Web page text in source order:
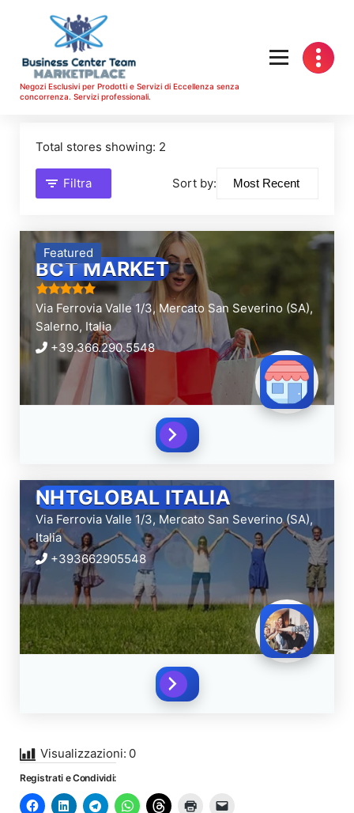
contenuto
Negozi Esclusivi per Prodotti e Servizi di Eccellenza senza
concorrenza. Servizi professionali.
Total stores showing: 2
Filtra Sort by:
Featured
BCT MARKET
Via Ferrovia Valle 1/3,Mercato San Severino (SA),
Salerno, Italia
+39.366.290.5548
NHTGLOBAL ITALIA
Via Ferrovia Valle 1/3, Mercato San Severino (SA),
Italia
+393662905548
Visualizzazioni: 0
Registrati e Condividi: